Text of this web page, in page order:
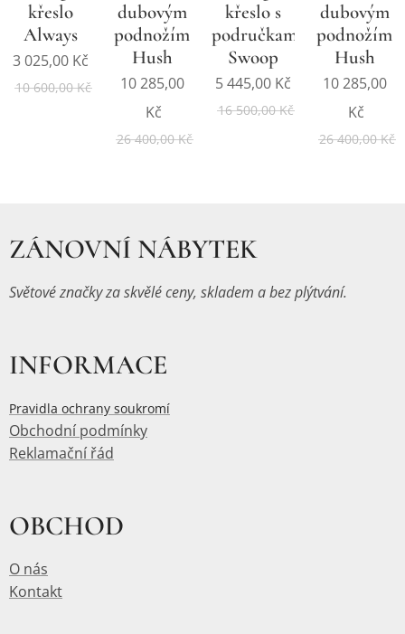
křeslo
Always
3 025,00 Kč
10 600,00Kč
dubovým
podnožím
Hush
10 285,00
Kč
26 400,00Kč
křeslo s
područkami
Swoop
5 445,00 Kč
16 500,00Kč
dubovým
podnožím
Hush
10 285,00
Kč
26 400,00Kč
ZÁNOVNÍ NÁBYTEK
Světové značky za skvělé ceny, skladem a bez plýtvání.
INFORMACE
Pravidla ochrany soukromí
Obchodní podmínky
Reklamační řád
OBCHOD
O nás
Kontakt